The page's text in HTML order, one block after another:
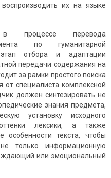
их на языке
процессе перевода
по гуманитарной
этап отбора и адаптации
передачи содержания на
за рамки простого поиска
от специалиста комплексной
должен синтезировать не
знания предмета,
установку исходного
лексики, а также
особенности текста, чтобы
только информационную
или эмоциональный